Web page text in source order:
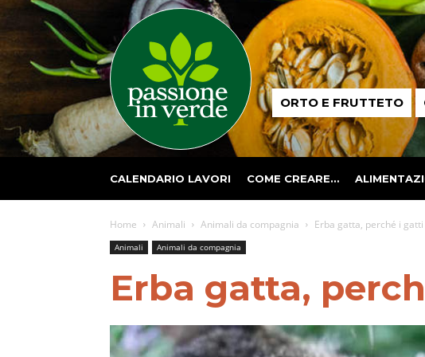
Passione
in ORTO E FRUTTETO
CALENDARIO LAVORI COME CREARE…
Home Animali Animali da compagnia Erba gatta, perché i
Animali Animali da compagnia
Erba gatta,